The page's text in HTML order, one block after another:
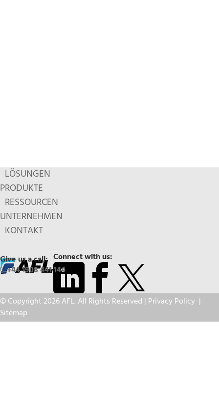
LÖSUNGEN
PRODUKTE
RESSOURCEN
UNTERNEHMEN
KONTAKT
Connect with us:
Give us a call:
+44 1908 441 144
© Copyright 2026 AFL. All Rights Reserved | Privacy Policy |
Sitemap